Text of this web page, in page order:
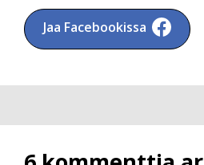
Jaa Facebookissa